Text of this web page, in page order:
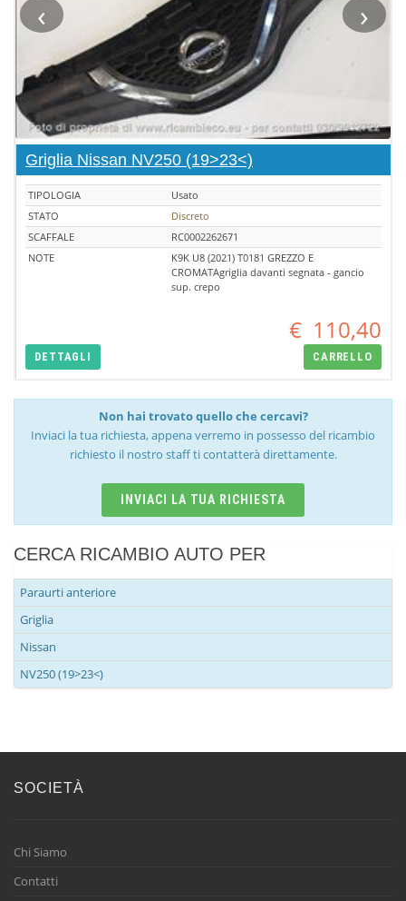
‹ ›
Griglia Nissan NV250 (19>23<)
TIPOLOGIA
Usato
STATO
Discreto
SCAFFALE
RC0002262671
NOTE
K9K U8 (2021) T0181 GREZZO E
CROMATAgriglia davanti segnata - gancio
sup. crepo
€ 110,40
DETTAGLI CARRELLO
Non hai trovato quello che cercavi?
Inviaci la tua richiesta, appena verremo in possesso del ricambio
richiesto il nostro staff ti contatterà direttamente.
INVIACI LA TUA RICHIESTA
CERCA RICAMBIO AUTO PER
Paraurti anteriore
Griglia
Nissan
NV250 (19>23<)
SOCIETÀ
Chi Siamo
Contatti